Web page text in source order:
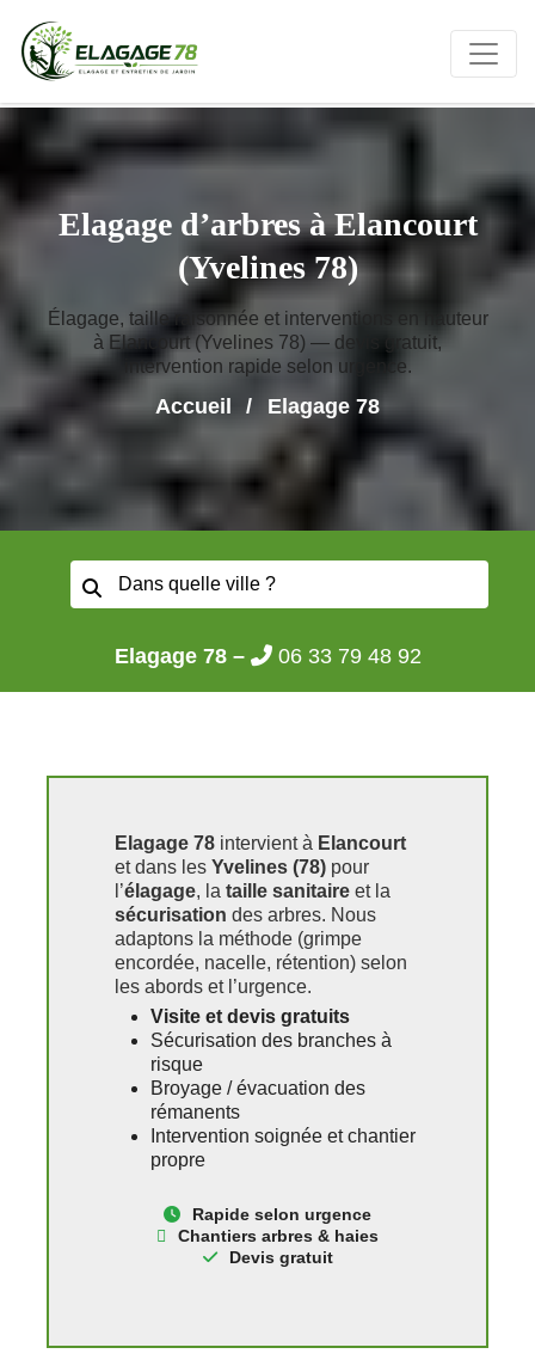
Elagage d’arbres à Elancourt
(Yvelines 78)
Élagage, taille raisonnée et interventions en hauteur
à Elancourt (Yvelines 78) — devis gratuit,
intervention rapide selon urgence.
Accueil Elagage 78
Elagage 78 – 06 33 79 48 92
Elagage 78 intervient à Elancourt
et dans les Yvelines (78) pour
l’élagage, la taille sanitaire et la
sécurisation des arbres. Nous
adaptons la méthode (grimpe
encordée, nacelle, rétention) selon
les abords et l’urgence.
Visite et devis gratuits
Sécurisation des branches à
risque
Broyage / évacuation des
rémanents
Intervention soignée et chantier
propre
Rapide selon urgence
Chantiers arbres & haies
Devis gratuit